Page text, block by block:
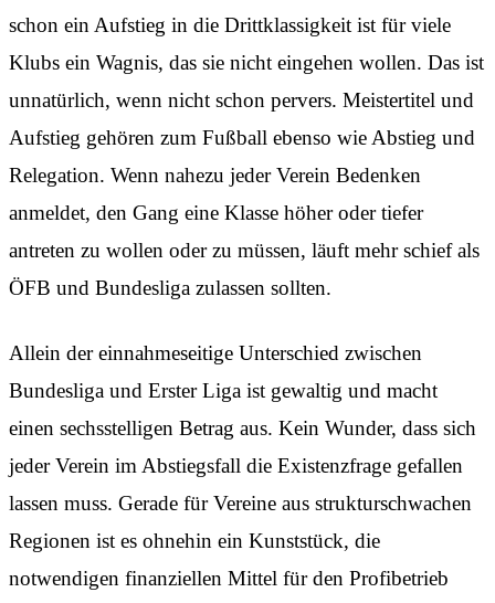
schon ein Aufstieg in die Drittklassigkeit ist für viele
Klubs ein Wagnis, das sie nicht eingehen wollen. Das ist
unnatürlich, wenn nicht schon pervers. Meistertitel und
Aufstieg gehören zum Fußball ebenso wie Abstieg und
Relegation. Wenn nahezu jeder Verein Bedenken
anmeldet, den Gang eine Klasse höher oder tiefer
antreten zu wollen oder zu müssen, läuft mehr schief als
ÖFB und Bundesliga zulassen sollten.
Allein der einnahmeseitige Unterschied zwischen
Bundesliga und Erster Liga ist gewaltig und macht
einen sechsstelligen Betrag aus. Kein Wunder, dass sich
jeder Verein im Abstiegsfall die Existenzfrage gefallen
lassen muss. Gerade für Vereine aus strukturschwachen
Regionen ist es ohnehin ein Kunststück, die
notwendigen finanziellen Mittel für den Profibetrieb